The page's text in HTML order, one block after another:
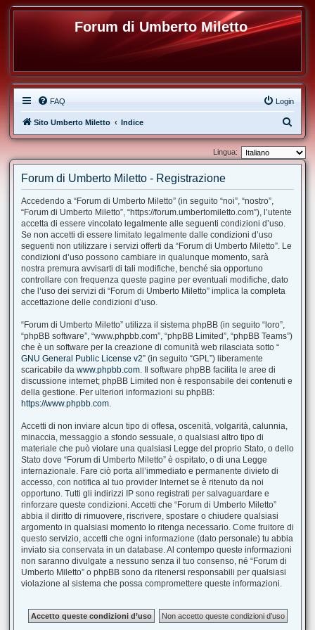
Forum di Umberto Miletto
FAQ Login
Sito Umberto Miletto Indice
e
a
Lingua:
Forum di Umberto Miletto - Registrazione
Accedendo a “Forum di Umberto Miletto” (in seguito “noi”, “nostro”,
“Forum di Umberto Miletto”, “https://forum.umbertomiletto.com”), l’utente
accetta di essere vincolato legalmente alle seguenti condizioni d’uso.
Se non accetti di essere limitato legalmente dalle condizioni d’uso
seguenti non utilizzare i servizi offerti da “Forum di Umberto Miletto”. Le
condizioni d’uso possono cambiare in qualunque momento, sarà
nostra premura avvisarti di tali modifiche, benché sia opportuno
controllare con frequenza queste pagine per eventuali modifiche, dato
che l’uso dei servizi di “Forum di Umberto Miletto” implica la completa
accettazione delle condizioni d’uso.
“Forum di Umberto Miletto” utilizza il sistema phpBB (in seguito “loro”,
“phpBB software”, “www.phpbb.com”, “phpBB Limited”, “phpBB Teams”)
che è un software per la creazione di comunità web rilasciata sotto “
GNU General Public License v2” (in seguito “GPL”) liberamente
scaricabile da www.phpbb.com. Il software phpBB facilita le aree di
discussione internet; phpBB Limited non è responsabile dei contenuti e
della gestione. Per ulteriori informazioni su phpBB:
https://www.phpbb.com.
Accetti di non inviare alcun tipo di offesa, oscenità, volgarità, calunnia,
minaccia, messaggio a sfondo sessuale, o qualsiasi altro tipo di
materiale che può violare una qualsiasi Legge del proprio Stato, o dello
Stato dove “Forum di Umberto Miletto” è ospitato, o di una Legge
internazionale. Fare ciò porta all’immediato e permanente divieto di
accesso, con notifica al tuo provider Internet se è ritenuto da noi
opportuno. Tutti gli indirizzi IP sono registrati per salvaguardare e
rinforzare queste condizioni. Accetti che “Forum di Umberto Miletto”
abbia il diritto di rimuovere, riscrivere, spostare o chiudere qualsiasi
argomento in qualsiasi momento lo ritenga necessario. Come fruitore di
questo servizio, accetti che ogni informazione (dato personale) tu abbia
inviato sia conservata in un database. Al contempo queste informazioni
non saranno divulgate a nessuno senza il tuo consenso, né “Forum di
Umberto Miletto” o phpBB sono da ritenersi responsabili per qualsiasi
violazione al sistema che possa compromettere queste informazioni.